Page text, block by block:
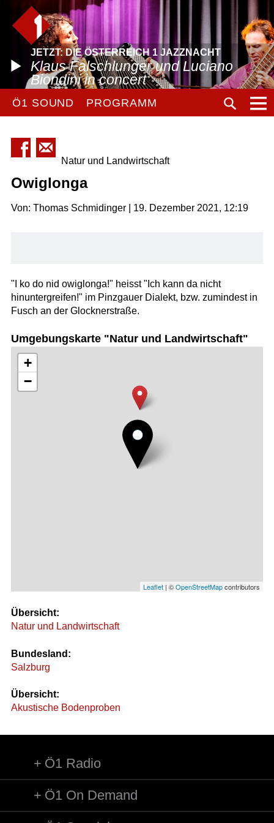
JETZT: DIE ÖSTERREICH 1 JAZZNACHT
Klaus Falschlunger und Luciano
Biondini in concert
Ö1 SOUND PROGRAMM
Natur und Landwirtschaft
Owiglonga
Von: Thomas Schmidinger | 19. Dezember 2021, 12:19
"I ko do nid owiglonga!" heisst "Ich kann da nicht
hinuntergreifen!" im Pinzgauer Dialekt, bzw. zumindest in
Fusch an der Glocknerstraße.
Umgebungskarte "Natur und Landwirtschaft"
+
−
Leaflet | ©OpenStreetMapcontributors
Übersicht:
Natur und Landwirtschaft
Bundesland:
Salzburg
Übersicht:
Akustische Bodenproben
Ö1 Radio
Ö1 On Demand